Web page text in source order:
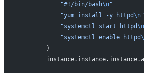
            "#!/bin/bash
\n"
            "yum install -y httpd
\n"
            "systemctl start httpd
\n
            "systemctl enable httpd
        )